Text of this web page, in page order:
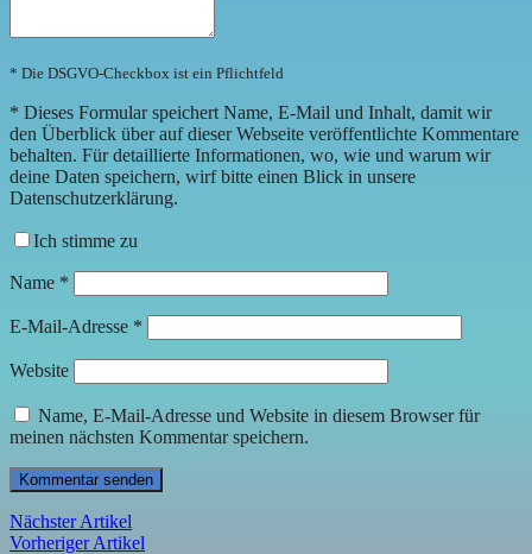
* Die DSGVO-Checkbox ist ein Pflichtfeld
* Dieses Formular speichert Name, E-Mail und Inhalt, damit wir
den Überblick über auf dieser Webseite veröffentlichte Kommentare
behalten. Für detaillierte Informationen, wo, wie und warum wir
deine Daten speichern, wirf bitte einen Blick in unsere
Datenschutzerklärung.
Ich stimme zu
Name *
E-Mail-Adresse *
Website
Name, E-Mail-Adresse und Website in diesem Browser für
meinen nächsten Kommentar speichern.
Nächster Artikel
Vorheriger Artikel